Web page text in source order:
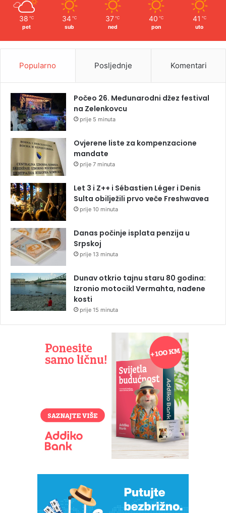
38 ℃
pet
34 ℃
sub
37 ℃
ned
40 ℃
pon
41 ℃
uto
Popularno Posljednje Komentari
Počeo 26. Međunarodni džez festival
na Zelenkovcu
prije 5 minuta
Ovjerene liste za kompenzacione
mandate
prije 7 minuta
Let 3 i Z++ i Sébastien Léger i Denis
Sulta obilježili prvo veče Freshwavea
prije 10 minuta
Danas počinje isplata penzija u
Srpskoj
prije 13 minuta
Dunav otkrio tajnu staru 80 godina:
Izronio motocikl Vermahta, nađene
kosti
prije 15 minuta